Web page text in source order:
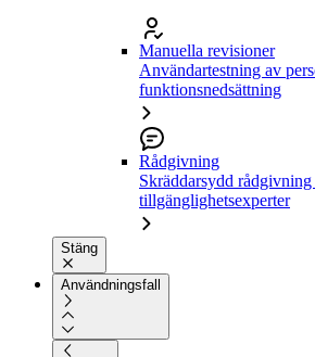
Manuella revisioner
Användartestning av
funktionsnedsättning
Rådgivning
Skräddarsydd rådgivning
tillgänglighetsexperter
Stäng
Användningsfall